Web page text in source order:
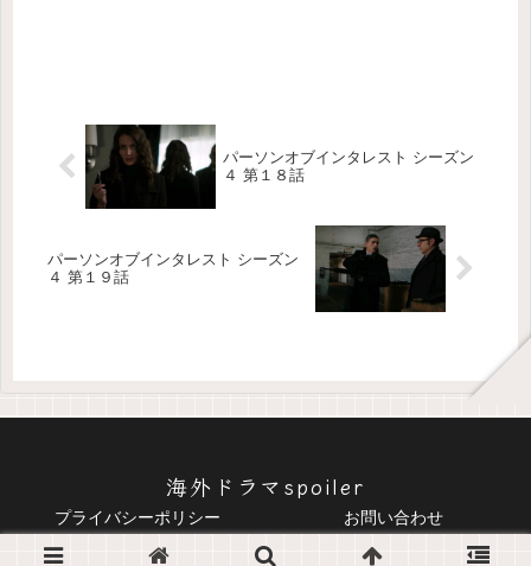
パーソンオブインタレスト シーズン
４ 第１８話
パーソンオブインタレスト シーズン
４ 第１９話
海外ドラマspoiler
プライバシーポリシー お問い合わせ
© 2016-2026 海外ドラマspoiler.